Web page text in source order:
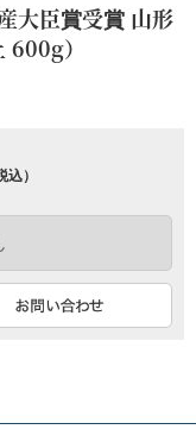
大臣賞受賞 山形
）
込）